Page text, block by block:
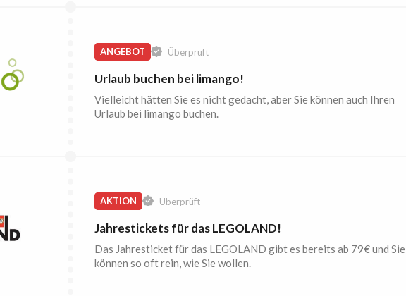
ANGEBOT Überprüft
Urlaub buchen bei limango!
Vielleicht hätten Sie es nicht gedacht, aber Sie können auch Ihren
Urlaub bei limango buchen.
AKTION Überprüft
Jahrestickets für das LEGOLAND!
Das Jahresticket für das LEGOLAND gibt es bereits ab 79€ und Sie
können so oft rein, wie Sie wollen.